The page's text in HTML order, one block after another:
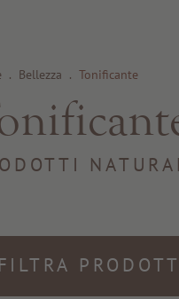
. Bellezza . Tonificante
FILTRA